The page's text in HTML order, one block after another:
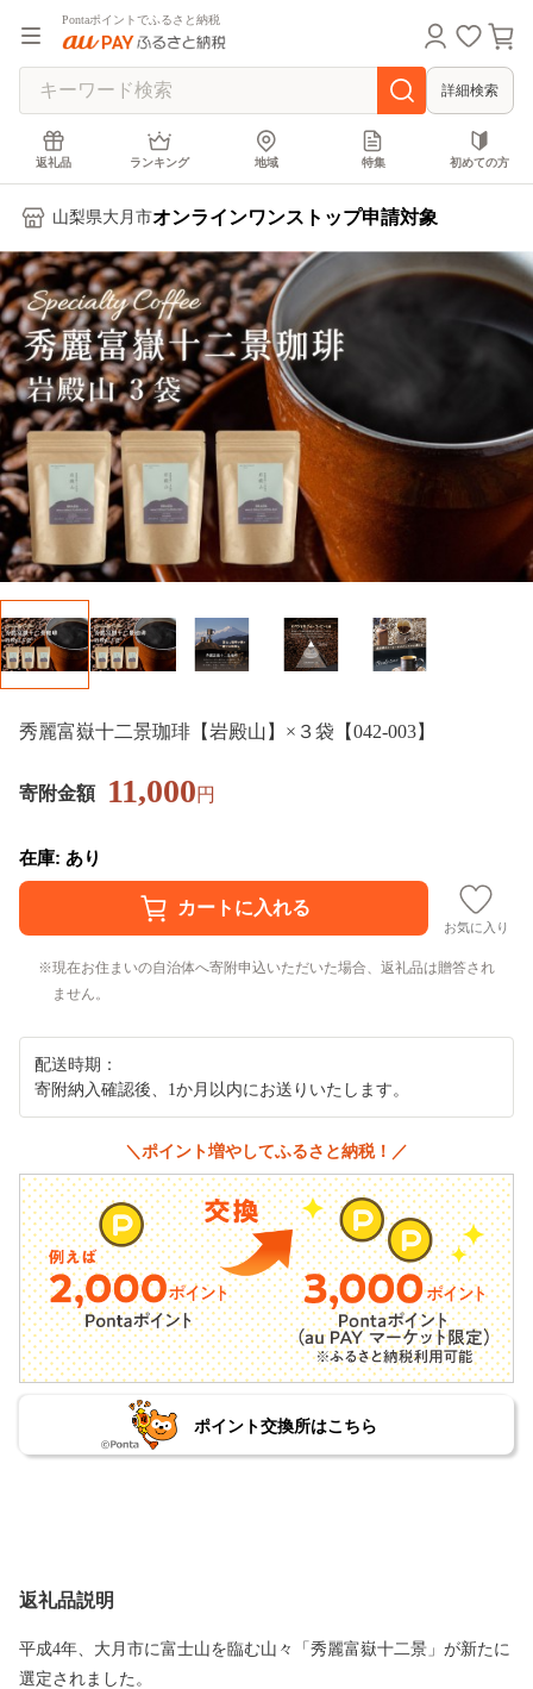
Pontaポイントでふるさと納税
詳細検索
返礼品 ランキング 地域 特集 初めての方
山梨県大月市オンラインワンストップ申請対象
秀麗富嶽十二景珈琲【岩殿山】×３袋【042-003】
寄附金額 11,000円
在庫: あり
お気に入り
現在お住まいの自治体へ寄附申込いただいた場合、返礼品は贈答され
ません。
配送時期：
寄附納入確認後、1か月以内にお送りいたします。
＼ポイント増やしてふるさと納税！／
ポイント交換所はこちら
返礼品説明
平成4年、大月市に富士山を臨む山々「秀麗富嶽十二景」が新たに
選定されました。